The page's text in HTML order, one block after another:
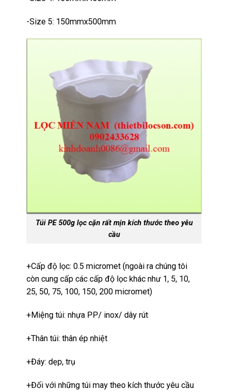
-Size 5: 150mmx500mm
Túi PE 500g lọc cặn rất mịn kích thước theo yêu
cầu
+Cấp độ lọc: 0.5 micromet (ngoài ra chúng tôi
còn cung cấp các cấp độ lọc khác như 1, 5, 10,
25, 50, 75, 100, 150, 200 micromet)
+Miệng túi: nhựa PP/ inox/ dây rút
+Thân túi: thân ép nhiệt
+Đáy: dẹp, trụ
+Đối với những túi may theo kích thước yêu cầu